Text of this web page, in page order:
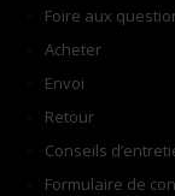
Foire aux
Acheter
Envoi
Retour
Conseils
Formulaire de